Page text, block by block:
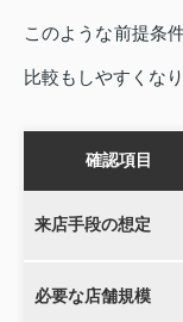
このような前提条
比較もしやすくなり
確認項目
来店手段の想定
必要な店舗規模